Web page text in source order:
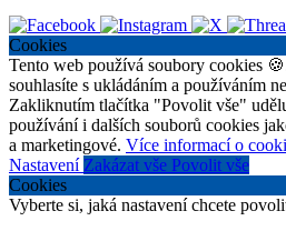
Cookies
Tento web používá soubory cookies
souhlasíte s ukládáním a používáním
Zakliknutím tlačítka "Povolit vše"
používání i dalších souborů cookies
a marketingové. Více informací o
Nastavení Zakázat vše Povolit vše
Cookies
Vyberte si, jaká nastavení chcete